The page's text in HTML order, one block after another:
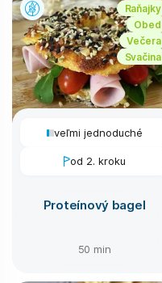
Raňajky
Obed
Večera
Svačina
veľmi jednoduché
od 2. kroku
Proteínový bagel
50 min